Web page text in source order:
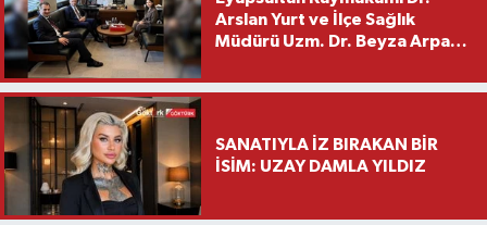
Arslan Yurt ve İlçe Sağlık
Müdürü Uzm. Dr. Beyza Arpacı
Ziyareti
SANATIYLA İZ BIRAKAN BİR
İSİM: UZAY DAMLA YILDIZ